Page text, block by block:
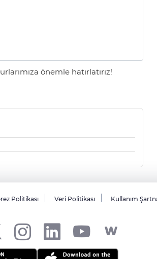
önemle hatırlatırız!
Politikası Veri Politikası Kullanım